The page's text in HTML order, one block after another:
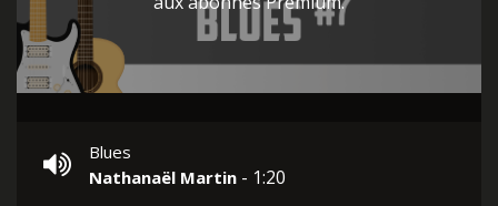
Blues
Nathanaël Martin - 1:20